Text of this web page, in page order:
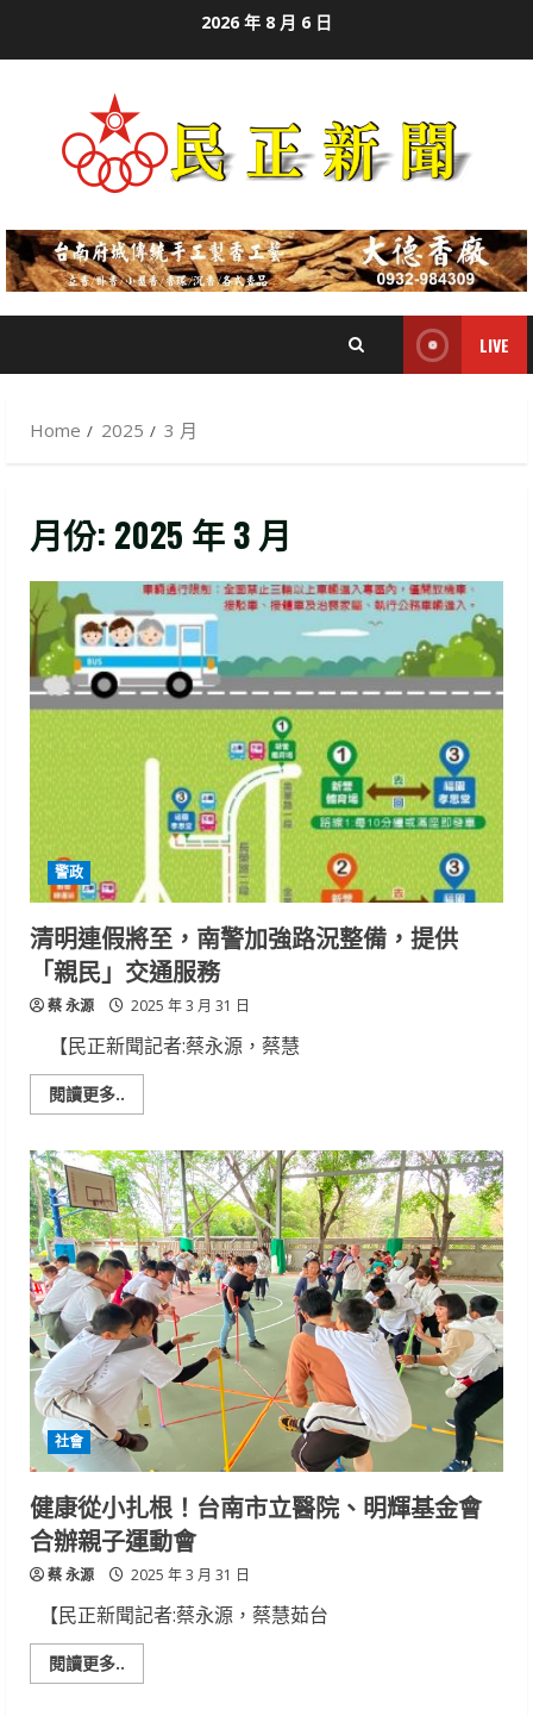
2026 年 8 月 6 日
LIVE
Home 2025 3 月
月份: 2025 年 3 月
警政
清明連假將至，南警加強路況整備，提供
「親民」交通服務
蔡 永源 2025 年 3 月 31 日
【民正新聞記者:蔡永源，蔡慧
閱讀更多..
more
明
連
假
將
至，
南
警
加
強
路
況
整
備，
提
供
「親
民」
交
通
服
務
社會
健康從小扎根！台南市立醫院、明輝基金會
合辦親子運動會
蔡 永源 2025 年 3 月 31 日
【民正新聞記者:蔡永源，蔡慧茹台
閱讀更多..
more